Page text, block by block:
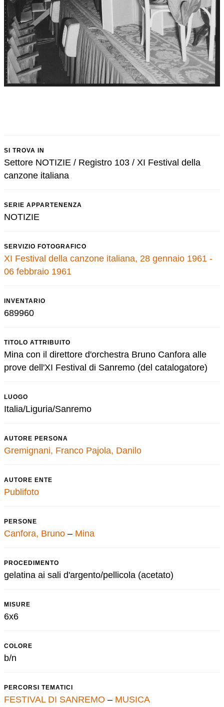
SI TROVA IN
Settore NOTIZIE / Registro 103 / XI Festival della
canzone italiana
SERIE APPARTENENZA
NOTIZIE
SERVIZIO FOTOGRAFICO
XI Festival della canzone italiana, 28 gennaio 1961 -
06 febbraio 1961
INVENTARIO
689960
TITOLO ATTRIBUITO
Mina con il direttore d'orchestra Bruno Canfora alle
prove dell'XI Festival di Sanremo (del catalogatore)
LUOGO
Italia/Liguria/Sanremo
AUTORE PERSONA
Gremignani, Franco Pajola, Danilo
AUTORE ENTE
Publifoto
PERSONE
Canfora, Bruno – Mina
PROCEDIMENTO
gelatina ai sali d'argento/pellicola (acetato)
MISURE
6x6
COLORE
b/n
PERCORSI TEMATICI
FESTIVAL DI SANREMO – MUSICA